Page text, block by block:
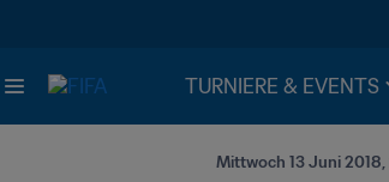
TURNIERE & EVENTS
Mittwoch 13 Juni 2018,